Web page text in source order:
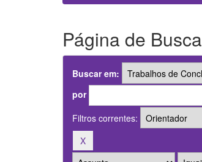
Página de Busca
Buscar em:
por
Filtros correntes: